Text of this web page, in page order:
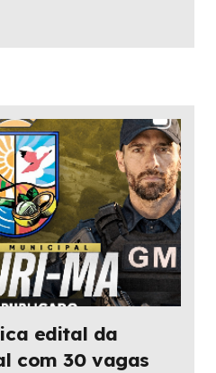
edital da
com 30 vagas